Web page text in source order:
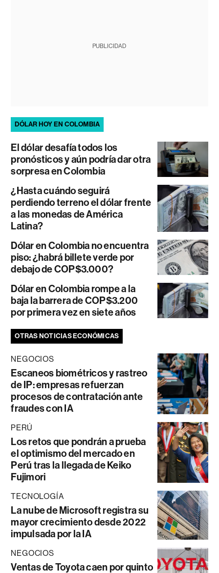
PUBLICIDAD
DÓLAR HOY EN COLOMBIA
El dólar desafía todos los
pronósticos y aún podría dar otra
sorpresa en Colombia
¿Hasta cuándo seguirá
perdiendo terreno el dólar frente
a las monedas de América
Latina?
Dólar en Colombia no encuentra
piso: ¿habrá billete verde por
debajo de COP$3.000?
Dólar en Colombia rompe a la
baja la barrera de COP$3.200
por primera vez en siete años
OTRAS NOTICIAS ECONÓMICAS
NEGOCIOS
Escaneos biométricos y rastreo
de IP: empresas refuerzan
procesos de contratación ante
fraudes con IA
PERÚ
Los retos que pondrán a prueba
el optimismo del mercado en
Perú tras la llegada de Keiko
Fujimori
TECNOLOGÍA
La nube de Microsoft registra su
mayor crecimiento desde 2022
impulsada por la IA
NEGOCIOS
Ventas de Toyota caen por quinto